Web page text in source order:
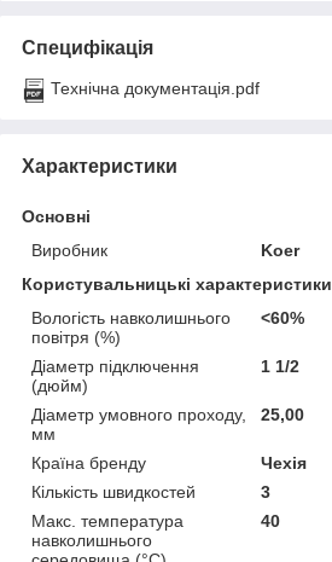
Специфікація
Технічна документація.pdf
Характеристики
Основні
Виробник
Koer
Користувальницькі характеристики
Вологість навколишнього
повітря (%)
<60%
Діаметр підключення
(дюйм)
1 1/2
Діаметр умовного проходу,
мм
25,00
Країна бренду
Чехія
Кількість швидкостей
3
Макс. температура
навколишнього
40